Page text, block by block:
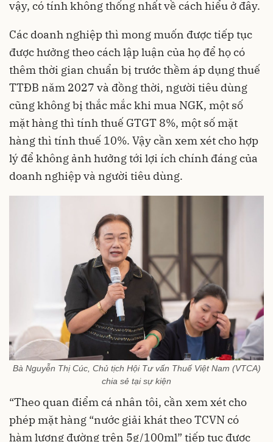
vậy, có tính không thống nhất về cách hiểu ở đây.
Các doanh nghiệp thì mong muốn được tiếp tục
được hưởng theo cách lập luận của họ để họ có
thêm thời gian chuẩn bị trước thềm áp dụng thuế
TTĐB năm 2027 và đồng thời, người tiêu dùng
cũng không bị thắc mắc khi mua NGK, một số
mặt hàng thì tính thuế GTGT 8%, một số mặt
hàng thì tính thuế 10%. Vậy cần xem xét cho hợp
lý để không ảnh hưởng tới lợi ích chính đáng của
doanh nghiệp và người tiêu dùng.
Bà Nguyễn Thị Cúc, Chủ tịch Hội Tư vấn Thuế Việt Nam (VTCA)
chia sẻ tại sự kiện
“Theo quan điểm cá nhân tôi, cần xem xét cho
phép mặt hàng “nước giải khát theo TCVN có
hàm lượng đường trên 5g/100ml” tiếp tục được